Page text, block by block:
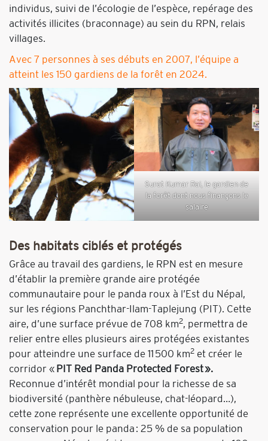
individus, suivi de l’écologie de l’espèce, repérage des
activités illicites (braconnage) au sein du RPN, relais
villages.
Avec 7 personnes à ses débuts en 2007, l’équipe a
atteint les 150 gardiens de la forêt en 2024.
Surat Kumar Rai, le gardien de
la forêt dont nous finançons le
salaire
Des habitats ciblés et protégés
Grâce au travail des gardiens, le RPN est en mesure
d’établir la première grande aire protégée
communautaire pour le panda roux à l’Est du Népal,
sur les régions Panchthar-Ilam-Taplejung (PIT). Cette
aire, d’une surface prévue de 708 km2, permettra de
relier entre elles plusieurs aires protégées existantes
pour atteindre une surface de 11 500 km2 et créer le
corridor « PIT Red Panda Protected Forest ».
Reconnue d’intérêt mondial pour la richesse de sa
biodiversité (panthère nébuleuse, chat-léopard…),
cette zone représente une excellente opportunité de
conservation pour le panda : 25 % de sa population